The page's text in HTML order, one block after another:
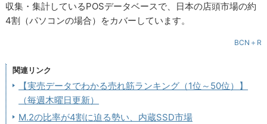
収集・集計しているPOSデータベースで、日本の店頭市場の約
4割（パソコンの場合）をカバーしています。
BCN＋R
関連リンク
【実売データでわかる売れ筋ランキング（1位～50位）】
（毎週木曜日更新）
M.2の比率が4割に迫る勢い、内蔵SSD市場